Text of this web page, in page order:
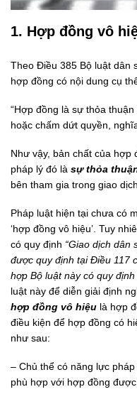
1. Hợp đồng vô
Theo Điều 385 Bộ luật dân
hợp đồng có nội dung cụ
“Hợp đồng là sự thỏa
hoặc chấm dứt quyền,
Như vậy, bản chất của
pháp lý đó là sự thỏa
bên tham gia trong giao
Pháp luật hiện tại chưa có
‘hợp đồng vô hiệu’. Tuy
có quy định “Giao dịch dân
được quy định tại Điều 117
hợp Bộ luật này có quy định
luật này để diễn giải định
hợp đồng vô hiệu là hợp
điều kiện để hợp đồng có
như sau:
– Chủ thể có năng lực
phù hợp với hợp đồng